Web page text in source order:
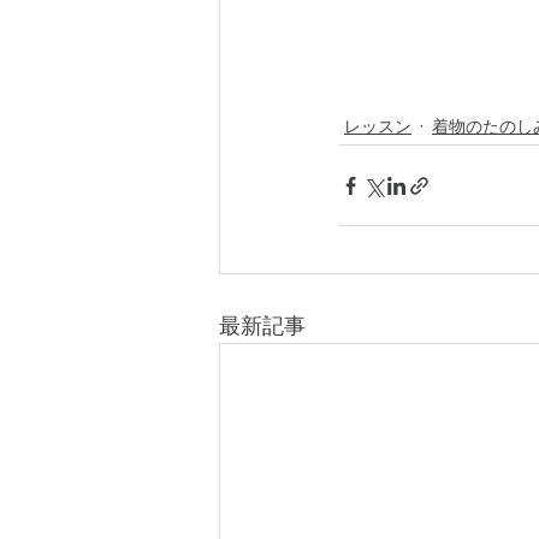
レッスン 着物のたのし
最新記事